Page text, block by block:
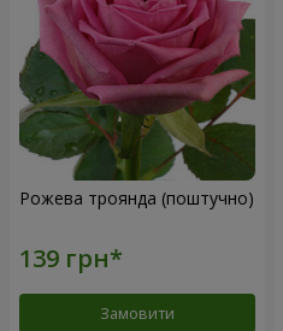
Рожева троянда (поштучно)
Замовити